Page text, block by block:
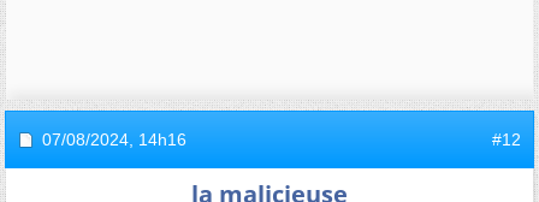
07/08/2024, 14h16 #12
la malicieuse